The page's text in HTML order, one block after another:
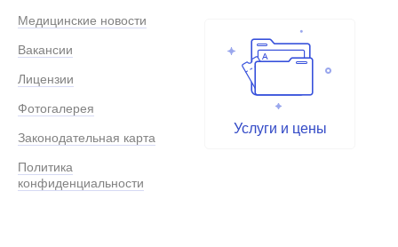
Медицинские новости
Вакансии
Лицензии
Фотогалерея
Законодательная карта
Политика
конфиденциальности
Услуги и цены